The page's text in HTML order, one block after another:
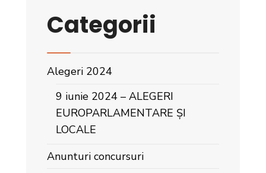
Categorii
Alegeri 2024
9 iunie 2024 – ALEGERI
EUROPARLAMENTARE ȘI
LOCALE
Anunturi concursuri